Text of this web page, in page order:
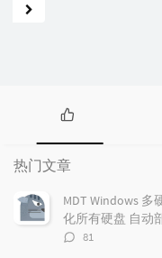
热
门
文
章
热门文章
MDT Windows
化所有硬盘 自动
评
81